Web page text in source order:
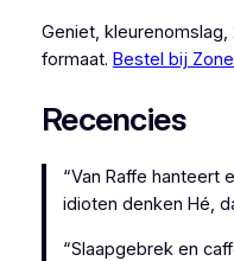
Geniet, kleurenomslag,
formaat. Bestel bij
Recencies
“Van Raffe hanteert
idioten denken Hé,
“Slaapgebrek en